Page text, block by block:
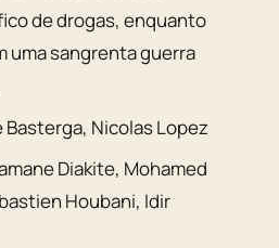
de drogas, enquanto
uma sangrenta guerra
Basterga, Nicolas Lopez
Diakite, Mohamed
Houbani, Idir